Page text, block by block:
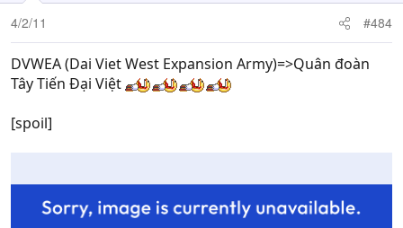
4/2/11 #484
DVWEA (Dai Viet West Expansion Army)=>Quân đoàn
Tây Tiến Đại Việt
[spoil]